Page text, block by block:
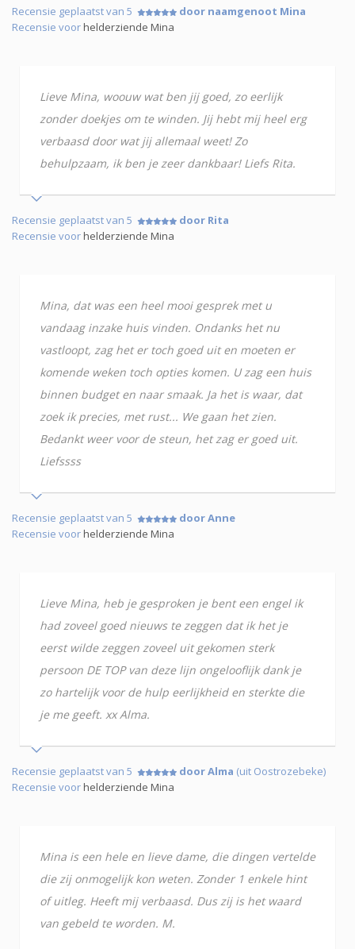
Recensie geplaatst van 5
door naamgenoot Mina
Recensie voorhelderziende Mina
Lieve Mina, woouw wat ben jij goed, zo eerlijk
zonder doekjes om te winden. Jij hebt mij heel erg
verbaasd door wat jij allemaal weet! Zo
behulpzaam, ik ben je zeer dankbaar! Liefs Rita.
Recensie geplaatst van 5
door Rita
Recensie voorhelderziende Mina
Mina, dat was een heel mooi gesprek met u
vandaag inzake huis vinden. Ondanks het nu
vastloopt, zag het er toch goed uit en moeten er
komende weken toch opties komen. U zag een huis
binnen budget en naar smaak. Ja het is waar, dat
zoek ik precies, met rust... We gaan het zien.
Bedankt weer voor de steun, het zag er goed uit.
Liefssss
Recensie geplaatst van 5
door Anne
Recensie voorhelderziende Mina
Lieve Mina, heb je gesproken je bent een engel ik
had zoveel goed nieuws te zeggen dat ik het je
eerst wilde zeggen zoveel uit gekomen sterk
persoon DE TOP van deze lijn ongelooflijk dank je
zo hartelijk voor de hulp eerlijkheid en sterkte die
je me geeft. xx Alma.
Recensie geplaatst van 5 door Alma (uit Oostrozebeke)
Recensie voorhelderziende Mina
Mina is een hele en lieve dame, die dingen vertelde
die zij onmogelijk kon weten. Zonder 1 enkele hint
of uitleg. Heeft mij verbaasd. Dus zij is het waard
van gebeld te worden. M.